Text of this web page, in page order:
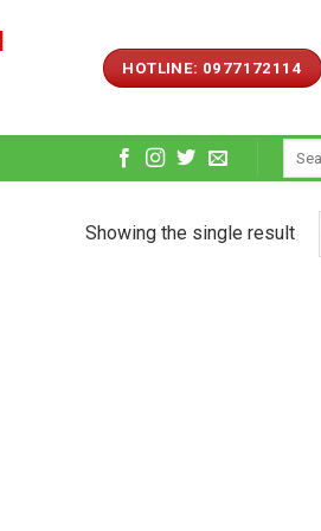
HOTLINE: 0977172114
Showing the single result